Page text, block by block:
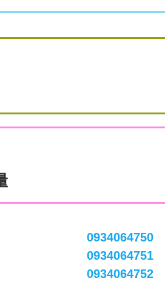
0934064750
0934064751
0934064752